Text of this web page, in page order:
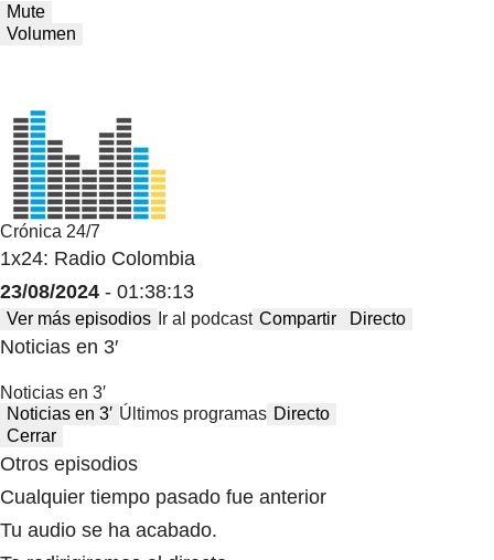
Mute
Volumen
Crónica 24/7
1x24: Radio Colombia
23/08/2024 - 01:38:13
Ver más episodios Ir al podcast Compartir Directo
Noticias en 3′
Noticias en 3′
Noticias en 3′ Últimos programas Directo
Cerrar
Otros episodios
Cualquier tiempo pasado fue anterior
Tu audio se ha acabado.